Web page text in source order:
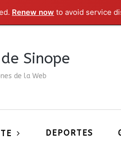
Renew now to avoid service
Sinope
de la Web
DEPORTES